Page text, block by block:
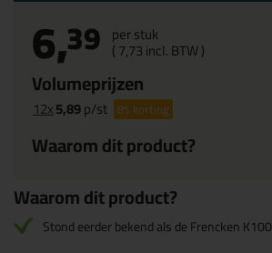
6,39 per stuk
(7,73incl. BTW )
Volumeprijzen
12x5,89p/st 8%korting
Waarom dit product?
Waarom dit product?
Stond eerder bekend als de Frencken K100